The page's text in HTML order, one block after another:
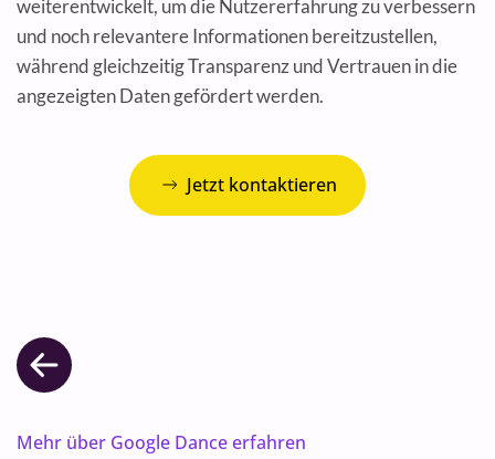
weiterentwickelt, um die Nutzererfahrung zu verbessern
und noch relevantere Informationen bereitzustellen,
während gleichzeitig Transparenz und Vertrauen in die
angezeigten Daten gefördert werden.
Jetzt kontaktieren
Mehr über Google Dance erfahren